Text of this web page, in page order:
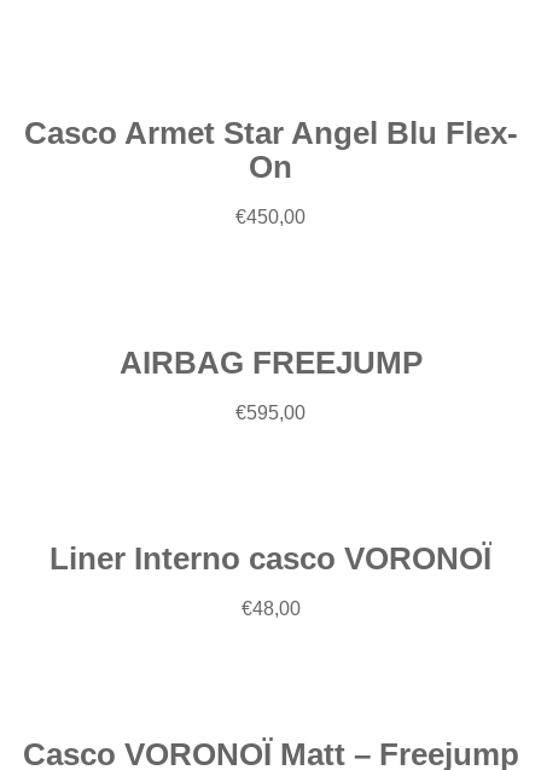
Casco Armet Star Angel Blu Flex-
On
€450,00
AIRBAG FREEJUMP
€595,00
Liner Interno casco VORONOÏ
€48,00
Casco VORONOÏ Matt – Freejump